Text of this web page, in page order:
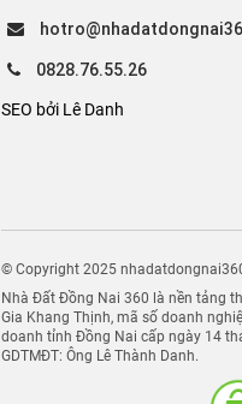
0828.76.55.26
SEO bởi Lê Danh
© Copyright 2025
Nhà Đất Đồng Nai 360 là nền tảng
Gia Khang Thịnh, mã số doanh
doanh tỉnh Đồng Nai cấp ngày 14
GDTMĐT: Ông Lê Thành Danh.